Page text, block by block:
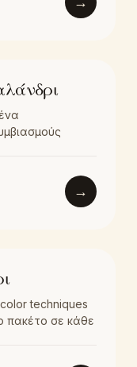
→
techniques
πακέτο σε κάθε